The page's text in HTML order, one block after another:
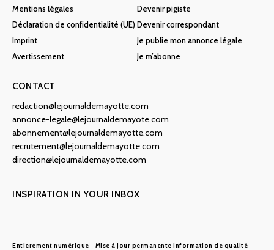
Mentions légales
Déclaration de confidentialité (UE)
Imprint
Avertissement
Devenir pigiste
Devenir correspondant
Je publie mon annonce légale
Je m’abonne
CONTACT
redaction@lejournaldemayotte.com
annonce-legale@lejournaldemayote.com
abonnement@lejournaldemayotte.com
recrutement@lejournaldemayotte.com
direction@lejournaldemayotte.com
INSPIRATION IN YOUR INBOX
Entierement numérique Mise à jour permanente Information de qualité